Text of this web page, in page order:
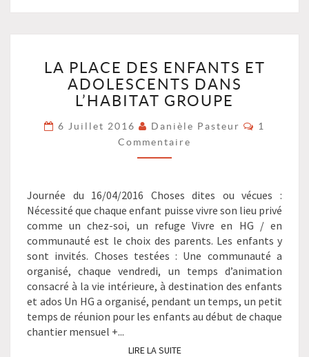
PLACE
DES
ENFANTS
ADOLESCENTS
DANS
L’HABITAT
?
>
LA PLACE DES ENFANTS ET
ADOLESCENTS DANS
L’HABITAT GROUPE
6 Juillet 2016 Danièle Pasteur
1
Commentaire
Journée du 16/04/2016 Choses dites ou vécues :
Nécessité que chaque enfant puisse vivre son lieu privé
comme un chez-soi, un refuge Vivre en HG / en
communauté est le choix des parents. Les enfants y
sont invités. Choses testées : Une communauté a
organisé, chaque vendredi, un temps d’animation
consacré à la vie intérieure, à destination des enfants
et ados Un HG a organisé, pendant un temps, un petit
temps de réunion pour les enfants au début de chaque
chantier mensuel +...
LIRE LA SUITELIRE LA SUITE